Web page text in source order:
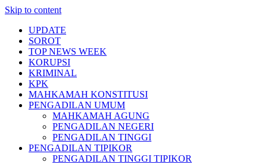
Skip to content
UPDATE
SOROT
TOP NEWS WEEK
KORUPSI
KRIMINAL
KPK
MAHKAMAH KONSTITUSI
PENGADILAN UMUM
MAHKAMAH AGUNG
PENGADILAN NEGERI
PENGADILAN TINGGI
PENGADILAN TIPIKOR
PENGADILAN TINGGI TIPIKOR